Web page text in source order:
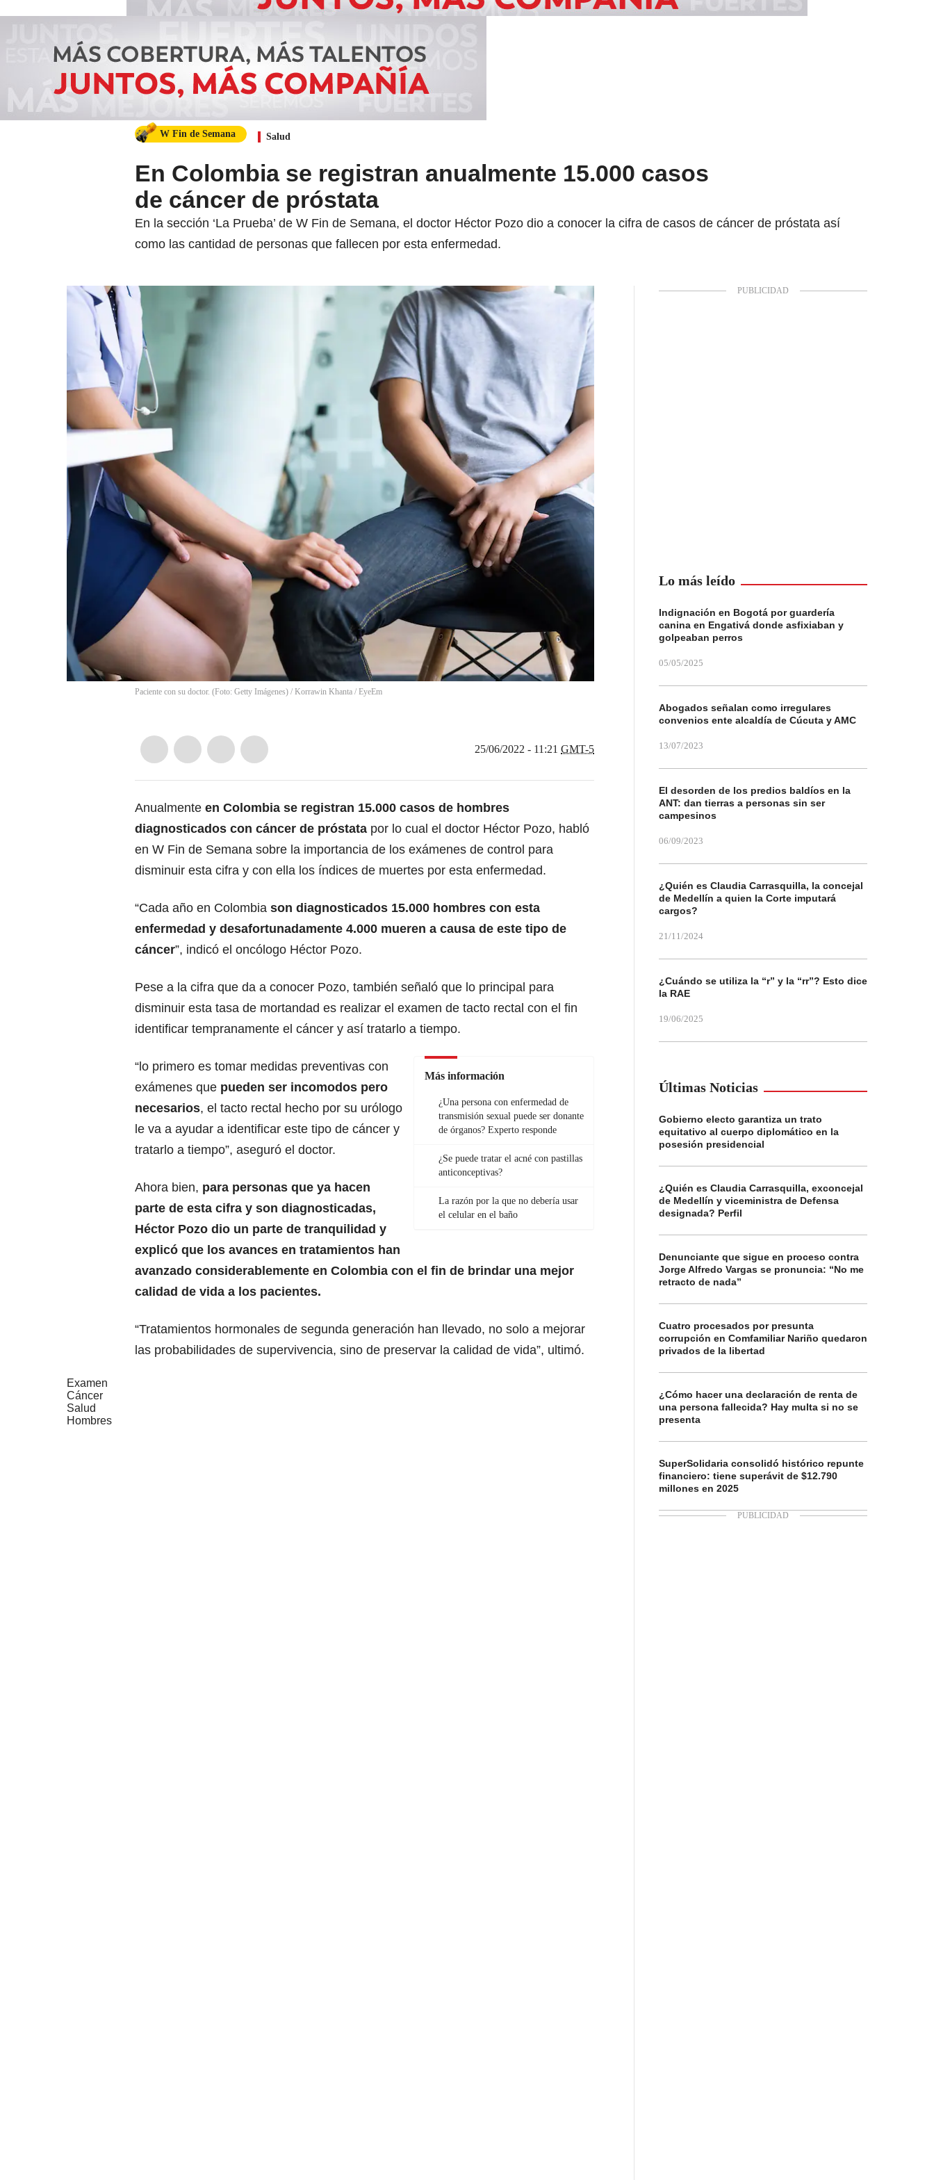
W Fin de Semana Salud
En Colombia se registran anualmente 15.000 casos
de cáncer de próstata
En la sección ‘La Prueba’ de W Fin de Semana, el doctor Héctor Pozo dio a conocer la cifra de casos de cáncer de próstata así
como las cantidad de personas que fallecen por esta enfermedad.
Paciente con su doctor. (Foto: Getty Imágenes) / Korrawin Khanta / EyeEm
25/06/2022 - 11:21 GMT-5
Anualmente en Colombia se registran 15.000 casos de hombres
diagnosticados con cáncer de próstata por lo cual el doctor Héctor Pozo, habló
en W Fin de Semana sobre la importancia de los exámenes de control para
disminuir esta cifra y con ella los índices de muertes por esta enfermedad.
“Cada año en Colombia son diagnosticados 15.000 hombres con esta
enfermedad y desafortunadamente 4.000 mueren a causa de este tipo de
cáncer”, indicó el oncólogo Héctor Pozo.
Pese a la cifra que da a conocer Pozo, también señaló que lo principal para
disminuir esta tasa de mortandad es realizar el examen de tacto rectal con el fin
identificar tempranamente el cáncer y así tratarlo a tiempo.
Más información
¿Una persona con enfermedad de
transmisión sexual puede ser donante
de órganos? Experto responde
¿Se puede tratar el acné con pastillas
anticonceptivas?
La razón por la que no debería usar
el celular en el baño
“lo primero es tomar medidas preventivas con
exámenes que pueden ser incomodos pero
necesarios, el tacto rectal hecho por su urólogo
le va a ayudar a identificar este tipo de cáncer y
tratarlo a tiempo”, aseguró el doctor.
Ahora bien, para personas que ya hacen
parte de esta cifra y son diagnosticadas,
Héctor Pozo dio un parte de tranquilidad y
explicó que los avances en tratamientos han
avanzado considerablemente en Colombia con el fin de brindar una mejor
calidad de vida a los pacientes.
“Tratamientos hormonales de segunda generación han llevado, no solo a mejorar
las probabilidades de supervivencia, sino de preservar la calidad de vida”, ultimó.
Examen
Cáncer
Salud
Hombres
Lo más leído
Indignación en Bogotá por guardería
canina en Engativá donde asfixiaban y
golpeaban perros
05/05/2025
Abogados señalan como irregulares
convenios ente alcaldía de Cúcuta y AMC
13/07/2023
El desorden de los predios baldíos en la
ANT: dan tierras a personas sin ser
campesinos
06/09/2023
¿Quién es Claudia Carrasquilla, la concejal
de Medellín a quien la Corte imputará
cargos?
21/11/2024
¿Cuándo se utiliza la “r” y la “rr”? Esto dice
la RAE
19/06/2025
Últimas Noticias
Gobierno electo garantiza un trato
equitativo al cuerpo diplomático en la
posesión presidencial
¿Quién es Claudia Carrasquilla, exconcejal
de Medellín y viceministra de Defensa
designada? Perfil
Denunciante que sigue en proceso contra
Jorge Alfredo Vargas se pronuncia: “No me
retracto de nada”
Cuatro procesados por presunta
corrupción en Comfamiliar Nariño quedaron
privados de la libertad
¿Cómo hacer una declaración de renta de
una persona fallecida? Hay multa si no se
presenta
SuperSolidaria consolidó histórico repunte
financiero: tiene superávit de $12.790
millones en 2025